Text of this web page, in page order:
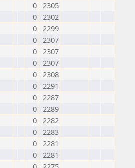
0 2305
0 2302
0 2299
0 2307
0 2307
0 2307
0 2308
0 2291
0 2287
0 2289
0 2282
0 2283
0 2281
0 2281